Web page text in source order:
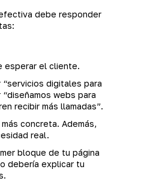
debe responder
esperar el cliente.
“servicios digitales para
webs para
recibir más llamadas”.
concreta. Además,
real.
bloque de tu página
debería explicar tu